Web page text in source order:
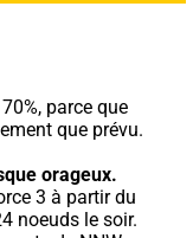
parce que
que prévu.
orageux.
noeuds le soir.